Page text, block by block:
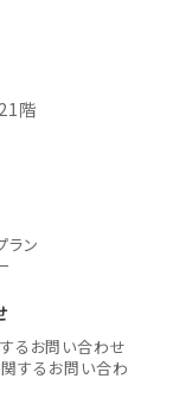
階
ラン
るお問い合わせ
するお問い合わ